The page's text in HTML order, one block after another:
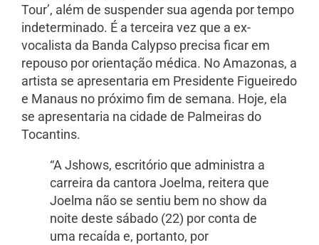
Tour’, além de suspender sua agenda por tempo
indeterminado. É a terceira vez que a ex-
vocalista da Banda Calypso precisa ficar em
repouso por orientação médica. No Amazonas, a
artista se apresentaria em Presidente Figueiredo
e Manaus no próximo fim de semana. Hoje, ela
se apresentaria na cidade de Palmeiras do
Tocantins.
“A Jshows, escritório que administra a
carreira da cantora Joelma, reitera que
Joelma não se sentiu bem no show da
noite deste sábado (22) por conta de
uma recaída e, portanto, por